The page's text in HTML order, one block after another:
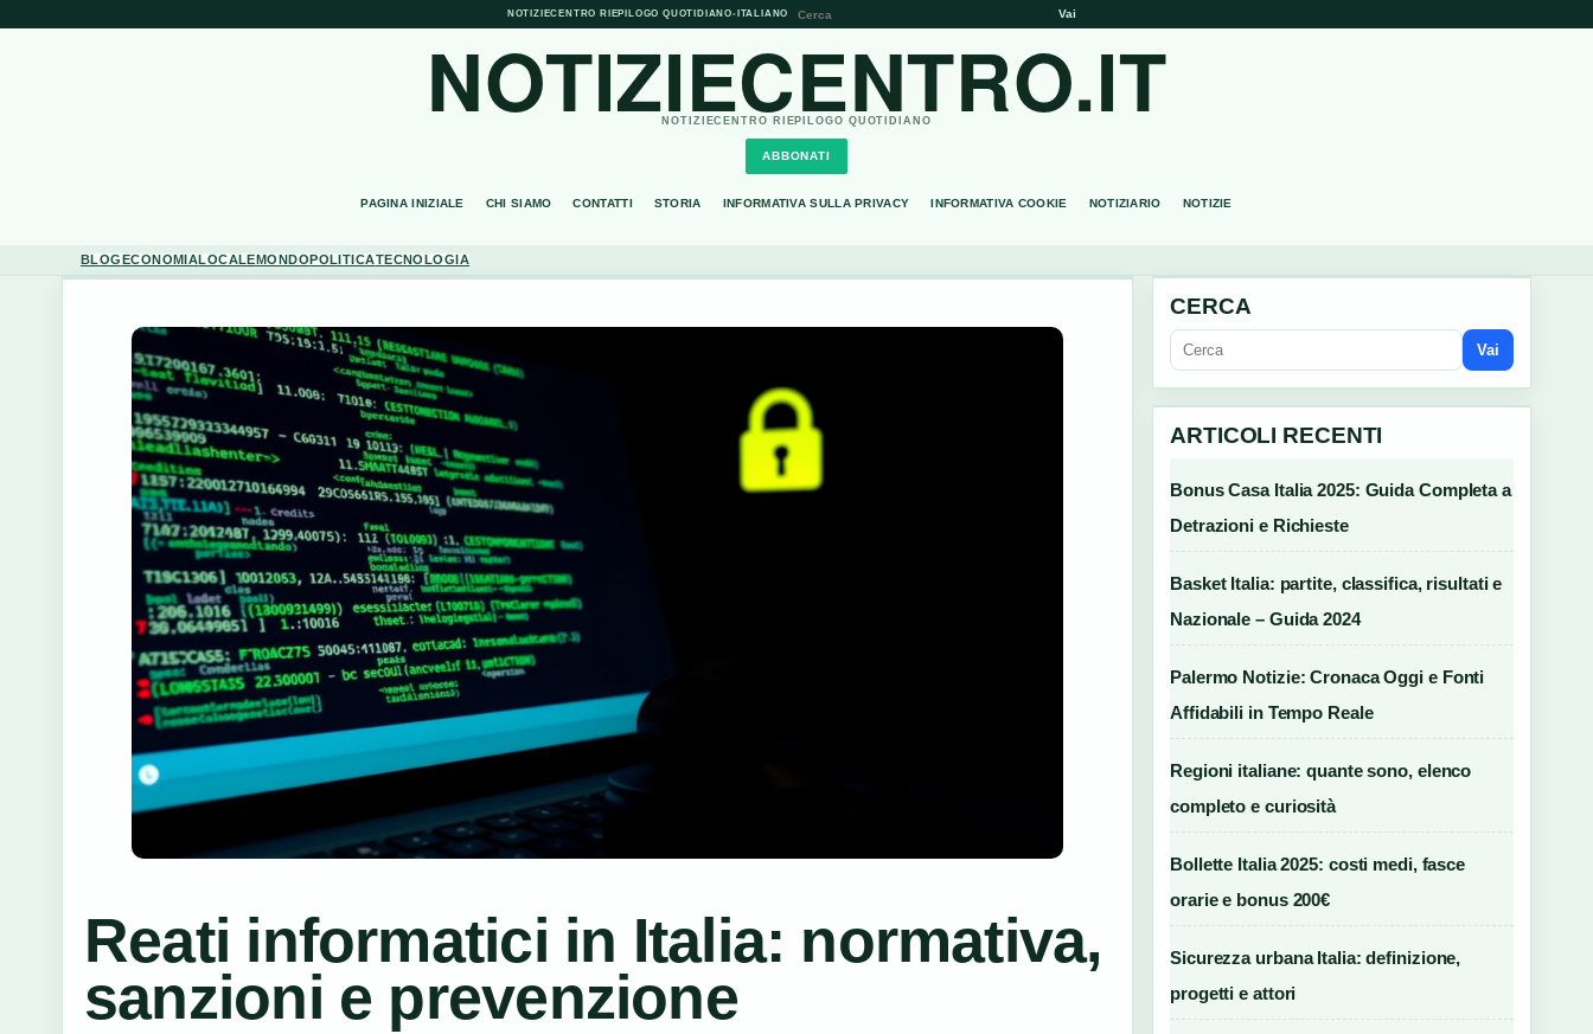
NOTIZIECENTRO RIEPILOGO QUOTIDIANO• ITALIANO Vai
NOTIZIECENTRO.IT
NOTIZIECENTRO RIEPILOGO QUOTIDIANO
ABBONATI
PAGINA INIZIALE CHI SIAMO CONTATTI STORIA INFORMATIVA SULLA PRIVACY INFORMATIVA COOKIE NOTIZIARIO NOTIZIE
BLOGECONOMIALOCALEMONDOPOLITICATECNOLOGIA
Reati informatici in Italia: normativa,
sanzioni e prevenzione
CERCA
Vai
ARTICOLI RECENTI
Bonus Casa Italia 2025: Guida Completa a
Detrazioni e Richieste
Basket Italia: partite, classifica, risultati e
Nazionale – Guida 2024
Palermo Notizie: Cronaca Oggi e Fonti
Affidabili in Tempo Reale
Regioni italiane: quante sono, elenco
completo e curiosità
Bollette Italia 2025: costi medi, fasce
orarie e bonus 200€
Sicurezza urbana Italia: definizione,
progetti e attori